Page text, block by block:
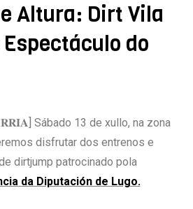
Altura: Dirt Vila
do
Sábado 13 de xullo, na zona
disfrutar dos entrenos e
dirtjump patrocinado pola
da Diputación de Lugo.